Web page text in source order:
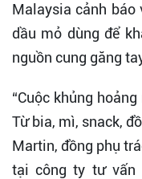
Malaysia cảnh
dầu mỏ dùng để
nguồn cung găng
“Cuộc khủng
Từ bia, mì, snack,
Martin, đồng phụ
tại công ty tư vấn